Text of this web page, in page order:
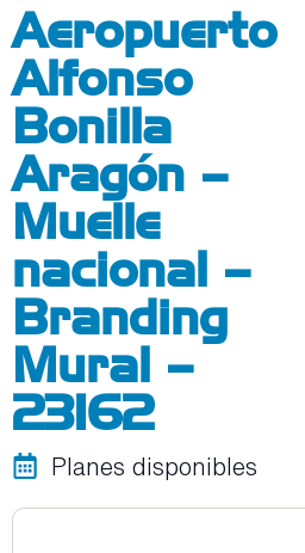
Aeropuerto
Alfonso
Bonilla
Aragón –
Muelle
nacional –
Branding
Mural –
23162
Planes disponibles